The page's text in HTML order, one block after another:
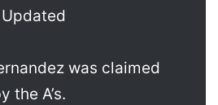
Updated
was claimed
the A’s.